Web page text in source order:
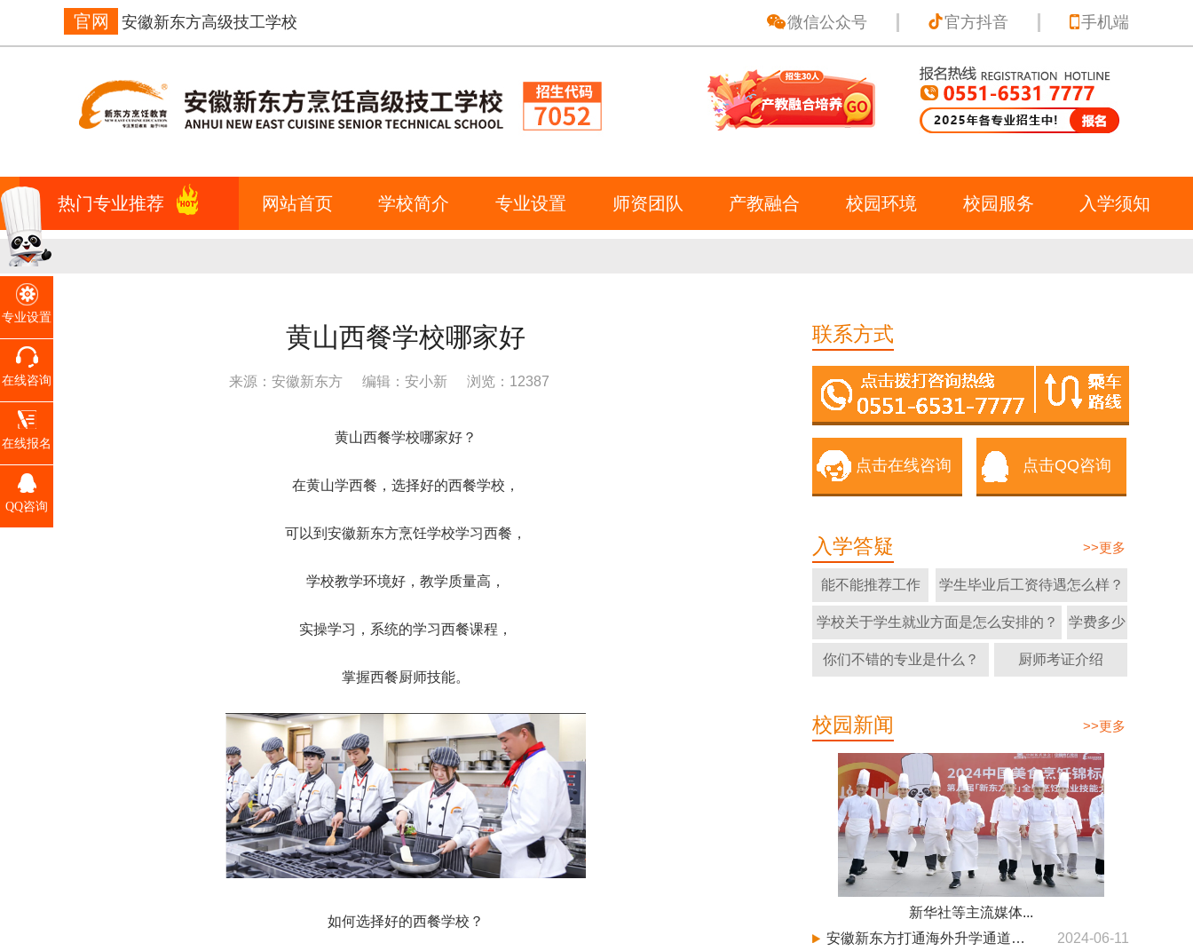
官网 安徽新东方高级技工学校 微信公众号 官方抖音 手机端
热门专业推荐 网站首页 学校简介 专业设置 师资团队 产教融合 校园环境 校园服务 入学须知
黄山西餐学校哪家好
来源：安徽新东方 编辑：安小新 浏览： 12387
黄山西餐学校哪家好？
在黄山学西餐，选择好的西餐学校，
可以到安徽新东方烹饪学校学习西餐，
学校教学环境好，教学质量高，
实操学习，系统的学习西餐课程，
掌握西餐厨师技能。
如何选择好的西餐学校？
联系方式
点击在线咨询 点击QQ咨询
入学答疑 >>更多
能不能推荐工作 学生毕业后工资待遇怎么样？
学校关于学生就业方面是怎么安排的？ 学费多少
你们不错的专业是什么？ 厨师考证介绍
校园新闻 >>更多
新华社等主流媒体...
安徽新东方打通海外升学通道：开启你的国际视野之旅
2024-06-11
专业设置
在线咨询
在线报名
QQ咨询